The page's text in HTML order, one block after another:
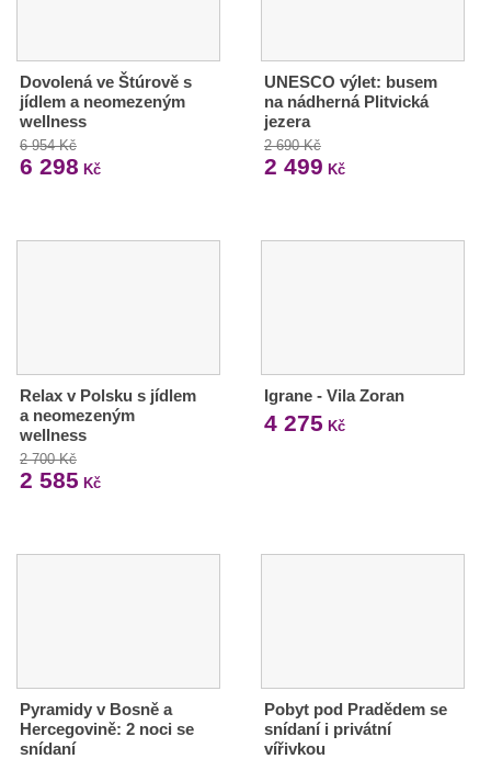
Dovolená ve Štúrově s
jídlem a neomezeným
wellness
6 954 Kč
6 298 Kč
UNESCO výlet: busem
na nádherná Plitvická
jezera
2 690 Kč
2 499 Kč
Relax v Polsku s jídlem
a neomezeným
wellness
2 700 Kč
2 585 Kč
Igrane - Vila Zoran
4 275 Kč
Pyramidy v Bosně a
Hercegovině: 2 noci se
snídaní
Pobyt pod Pradědem se
snídaní i privátní
vířivkou